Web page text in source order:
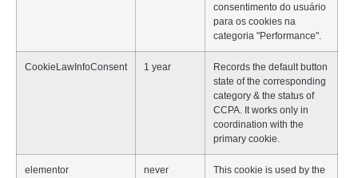
consentimento do usuário
para os cookies na
categoria "Performance".
CookieLawInfoConsent 1 year
Records the default button
state of the corresponding
category & the status of
CCPA. It works only in
coordination with the
primary cookie.
elementor never
This cookie is used by the